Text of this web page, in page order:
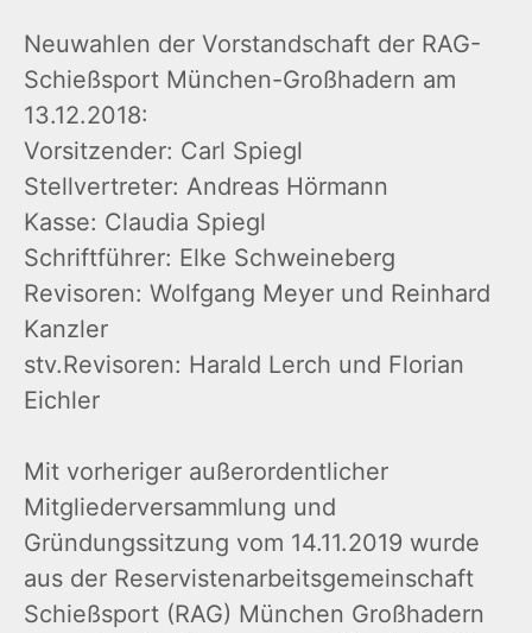
Neuwahlen der Vorstandschaft der RAG-
Schießsport München-Großhadern am
13.12.2018:
Vorsitzender: Carl Spiegl
Stellvertreter: Andreas Hörmann
Kasse: Claudia Spiegl
Schriftführer: Elke Schweineberg
Revisoren: Wolfgang Meyer und Reinhard
Kanzler
stv.Revisoren: Harald Lerch und Florian
Eichler
Mit vorheriger außerordentlicher
Mitgliederversammlung und
Gründungssitzung vom 14.11.2019 wurde
aus der Reservistenarbeitsgemeinschaft
Schießsport (RAG) München Großhadern